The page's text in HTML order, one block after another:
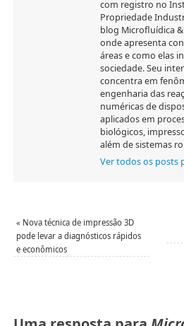
com registro no
Propriedade
blog Microfluídica
onde apresenta
áreas e como elas
sociedade. Seu
concentra em
engenharia das
numéricas de
aplicados em
biológicos,
além de sistemas
Ver todos os posts
« Nova técnica de impressão 3D
pode levar a diagnósticos rápidos
e econômicos